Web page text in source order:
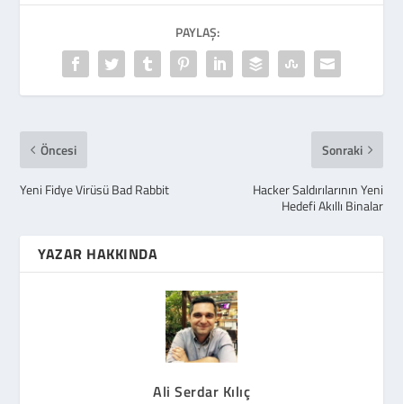
PAYLAŞ:
Öncesi
Yeni Fidye Virüsü Bad Rabbit
Sonraki
Hacker Saldırılarının Yeni
Hedefi Akıllı Binalar
YAZAR HAKKINDA
Ali Serdar Kılıç